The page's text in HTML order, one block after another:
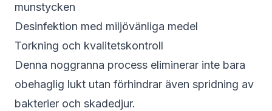
munstycken
Desinfektion med miljövänliga medel
Torkning och kvalitetskontroll
Denna noggranna process eliminerar inte bara
obehaglig lukt utan förhindrar även spridning av
bakterier och skadedjur.